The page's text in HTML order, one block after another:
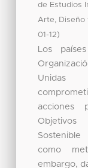
de Estudios
Arte, Diseño
01-12)
Los
acciones
como
embargo,